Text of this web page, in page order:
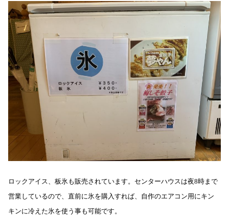
ロックアイス、板氷も販売されています。センターハウスは夜8時まで
営業しているので、直前に氷を購入すれば、自作のエアコン用にキン
キンに冷えた氷を使う事も可能です。